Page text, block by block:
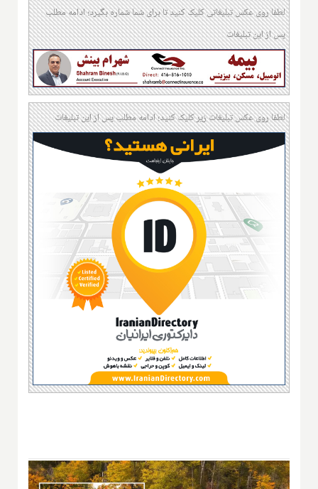
لطفا روی عکس تبلیغاتی کلیک کنید تا برای شما شماره بگیرد؛ ادامه مطلب
پس از این تبلیغات
لطفا روی عکس تبلیغات زیر کلیک کنید؛ ادامه مطلب پس از این تبلیغات